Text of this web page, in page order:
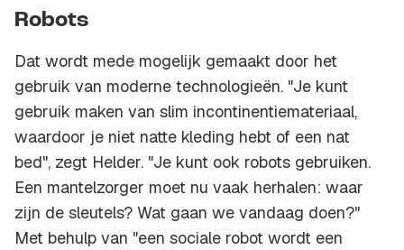
Robots
Dat wordt mede mogelijk gemaakt door het
gebruik van moderne technologieën. "Je kunt
gebruik maken van slim incontinentiemateriaal,
waardoor je niet natte kleding hebt of een nat
bed", zegt Helder. "Je kunt ook robots gebruiken.
Een mantelzorger moet nu vaak herhalen: waar
zijn de sleutels? Wat gaan we vandaag doen?"
Met behulp van "een sociale robot wordt een